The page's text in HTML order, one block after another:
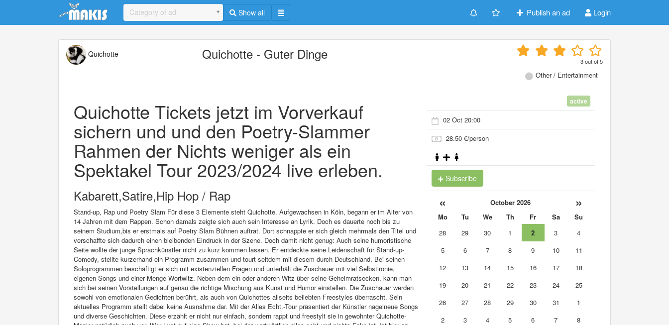
Update cookies preferences
Category of ad Show all Publish an ad Login
Quichotte Quichotte - Guter Dinge 3out of5
Other / Entertainment
Quichotte Tickets jetzt im Vorverkauf
sichern und und den Poetry-Slammer
Rahmen der Nichts weniger als ein
Spektakel Tour 2023/2024 live erleben.
Kabarett,Satire,Hip Hop / Rap
Stand-up, Rap und Poetry Slam Für diese 3 Elemente steht Quichotte. Aufgewachsen in Köln, begann er im Alter von
14 Jahren mit dem Rappen. Schon damals zeigte sich auch sein Interesse an Lyrik. Doch es dauerte noch bis zu
seinem Studium,bis er erstmals auf Poetry Slam Bühnen auftrat. Dort schnappte er sich gleich mehrmals den Titel und
verschaffte sich dadurch einen bleibenden Eindruck in der Szene. Doch damit nicht genug: Auch seine humoristische
Seite wollte der junge Sprachkünstler nicht zu kurz kommen lassen. Er entdeckte seine Leidenschaft für Stand-up-
Comedy, stellte kurzerhand ein Programm zusammen und tourt seitdem mit diesem durch Deutschland. Bei seinen
Soloprogrammen beschäftigt er sich mit existenziellen Fragen und unterhält die Zuschauer mit viel Selbstironie,
eigenen Songs und einer Menge Wortwitz. Neben dem ein oder anderen Witz über seine Geheimratsecken, kann man
sich bei seinen Vorstellungen auf genau die richtige Mischung aus Kunst und Humor einstellen. Die Zuschauer werden
sowohl von emotionalen Gedichten berührt, als auch von Quichottes allseits beliebten Freestyles überrascht. Sein
aktuelles Programm stellt dabei keine Ausnahme dar. Mit der Alles Echt.-Tour präsentiert der Künstler nagelneue Songs
und diverse Geschichten. Diese erzählt er nicht nur einfach, sondern rappt und freestylt sie in gewohnter Quichotte-
active
02 Oct 20:00
28.50 €/person
Subscribe
« October 2026 »
Mo Tu We Th Fr Sa
Su
28
29 30 1 2 3
4
5
6 7 8 9 10
11
12
13 14 15 16 17
18
19
20 21 22 23 24
25
26
27 28 29 30 31
1
2
3 4 5 6 7 8